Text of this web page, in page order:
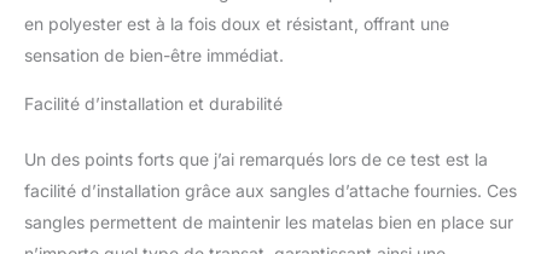
OPTIMAL : Set de 2
bains de soleil avec
housse en polyester
densité 8 cm d'épaisseur
pour un grand confort
d'assise. Il sera votre
meilleur allié pour les
en polyester est à la fois doux et résistant, offrant une
sensation de bien-être immédiat.
Facilité d’installation et durabilité
Un des points forts que j’ai remarqués lors de ce test est la
facilité d’installation grâce aux sangles d’attache fournies. Ces
sangles permettent de maintenir les matelas bien en place sur